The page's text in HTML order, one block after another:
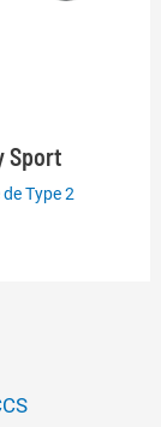
Sport
Type 2